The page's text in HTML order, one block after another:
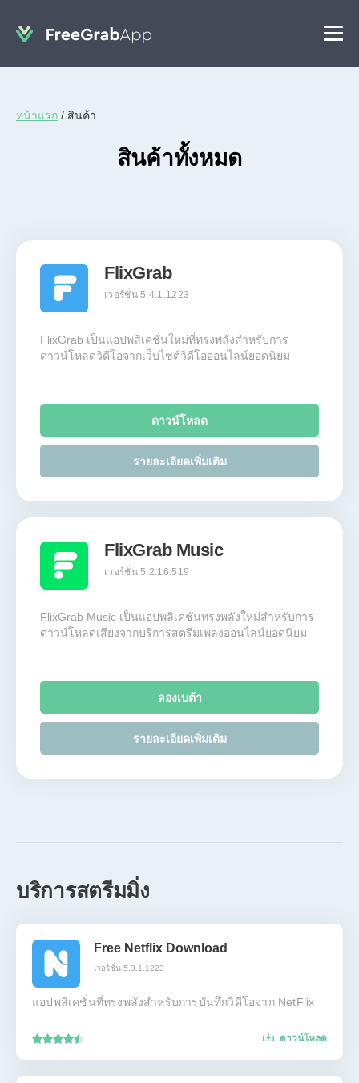
หน้าแรก / สินค้า
สินค้าทั้งหมด
FlixGrab
เวอร์ชั่น 5.4.1.1223
FlixGrab เป็นแอปพลิเคชั่นใหม่ที่ทรงพลังสำหรับการ
ดาวน์โหลดวิดีโอจากเว็บไซต์วิดีโอออนไลน์ยอดนิยม
ดาวน์โหลด
รายละเอียดเพิ่มเติม
FlixGrab Music
เวอร์ชั่น 5.2.16.519
FlixGrab Music เป็นแอปพลิเคชั่นทรงพลังใหม่สำหรับการ
ดาวน์โหลดเสียงจากบริการสตรีมเพลงออนไลน์ยอดนิยม
ลองเบต้า
รายละเอียดเพิ่มเติม
บริการสตรีมมิ่ง
Free Netflix Download
เวอร์ชั่น 5.3.1.1223
แอปพลิเคชั่นที่ทรงพลังสำหรับการบันทึกวิดีโอจาก NetFlix
ดาวน์โหลด